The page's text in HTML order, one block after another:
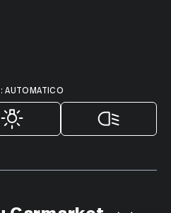
AUTOMATICO